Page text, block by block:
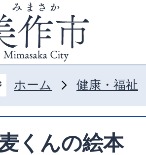
ホーム 健康・福祉
くんの絵本